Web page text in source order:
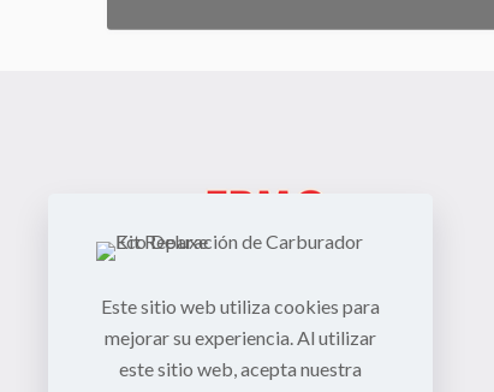
Este sitio web utiliza cookies para
mejorar su experiencia. Al utilizar
este sitio web, acepta nuestra